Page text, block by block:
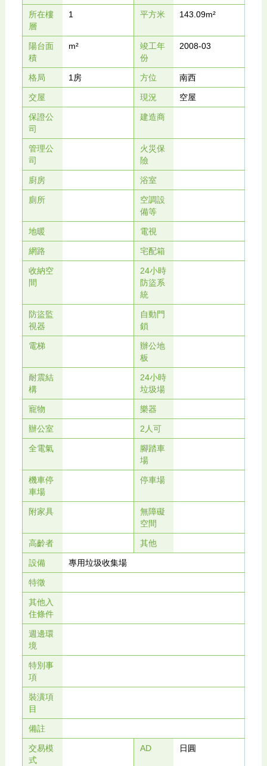
所在樓
層
1 平方米 143.09m²
陽台面
積
m²
竣工年
份
2008-03
格局 1房 方位 南西
交屋 現況 空屋
保證公
司
建造商
管理公
司
火災保
險
廚房 浴室
廁所
空調設
備等
地暖 電視
網路 宅配箱
收納空
間
24小時
防盜系
統
防盜監
視器
自動門
鎖
電梯
辦公地
板
耐震結
構
24小時
垃圾場
寵物 樂器
辦公室 2人可
全電氣
腳踏車
場
機車停
車場
停車場
附家具
無障礙
空間
高齡者 其他
設備 專用垃圾收集場
特徵
其他入
住條件
週邊環
境
特別事
項
裝潢項
目
備註
交易模
式
AD 日圓